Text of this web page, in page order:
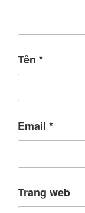
Tên *
Email *
Trang web